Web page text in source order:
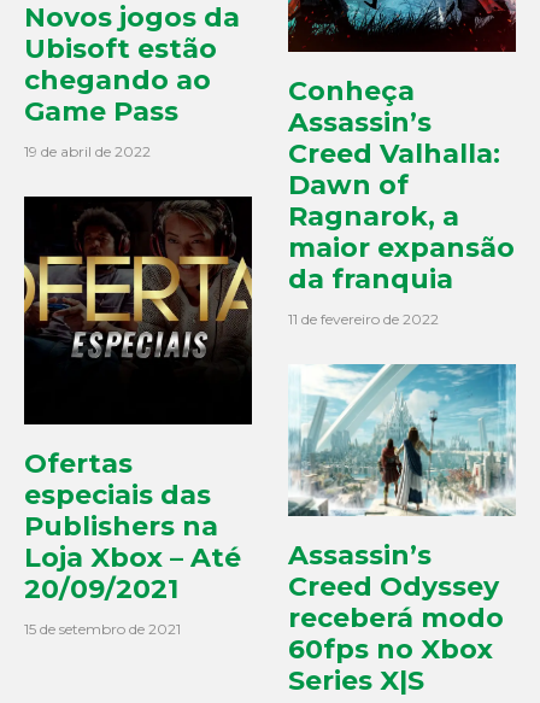
Novos jogos da
Ubisoft estão
chegando ao
Game Pass
19 de abril de 2022
Ofertas
especiais das
Publishers na
Loja Xbox – Até
20/09/2021
15 de setembro de 2021
Conheça
Assassin’s
Creed Valhalla:
Dawn of
Ragnarok, a
maior expansão
da franquia
11 de fevereiro de 2022
Assassin’s
Creed Odyssey
receberá modo
60fps no Xbox
Series X|S